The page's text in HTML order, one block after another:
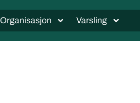
Organisasjon Varsling